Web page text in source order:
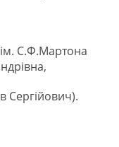
С.Ф.Мартона
Сергійович).